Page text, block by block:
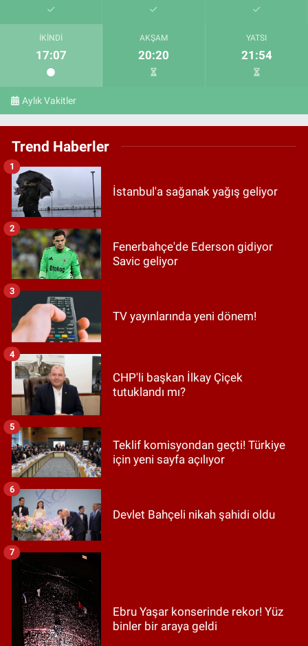
İKINDI
17:07
AKŞAM
20:20
YATSI
21:54
Aylık Vakitler
Trend Haberler
İstanbul'a sağanak yağış geliyor
1
Fenerbahçe'de Ederson gidiyor
Savic geliyor
2
TV yayınlarında yeni dönem!
3
CHP'li başkan İlkay Çiçek
tutuklandı mı?
4
Teklif komisyondan geçti! Türkiye
için yeni sayfa açılıyor
5
Devlet Bahçeli nikah şahidi oldu
6
Ebru Yaşar konserinde rekor! Yüz
binler bir araya geldi
7